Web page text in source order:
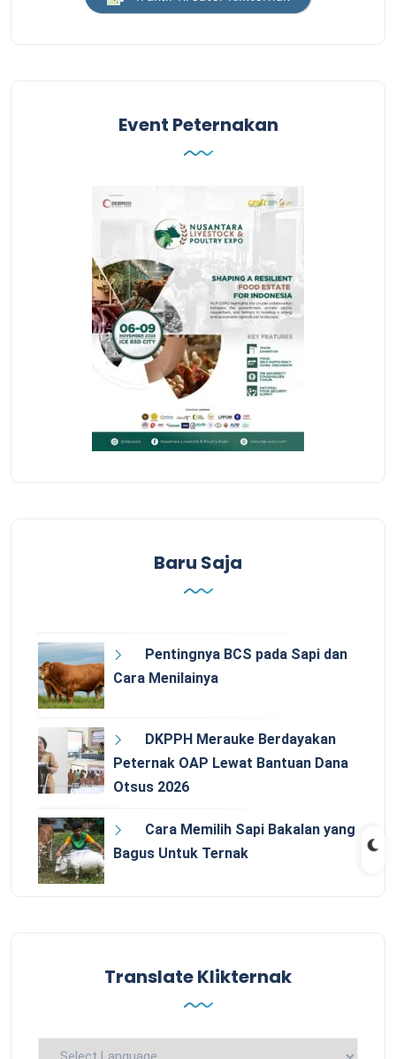
Event Peternakan
Baru Saja
Pentingnya BCS pada Sapi dan
Cara Menilainya
DKPPH Merauke Berdayakan
Peternak OAP Lewat Bantuan Dana
Otsus 2026
Cara Memilih Sapi Bakalan yang
Bagus Untuk Ternak
Translate Klikternak